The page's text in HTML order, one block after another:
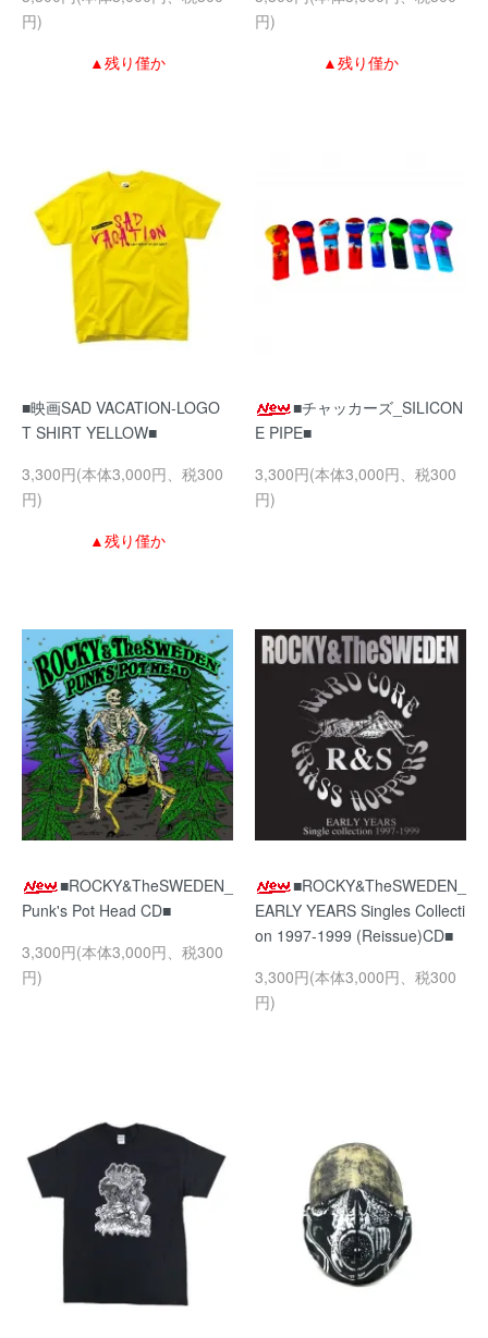
円)
▲残り僅か
円)
▲残り僅か
■映画SAD VACATION-LOGO
T SHIRT YELLOW■
3,300円(本体3,000円、税300
円)
▲残り僅か
■チャッカーズ_SILICON
E PIPE■
3,300円(本体3,000円、税300
円)
■ROCKY&TheSWEDEN_
Punk's Pot Head CD■
3,300円(本体3,000円、税300
円)
■ROCKY&TheSWEDEN_
EARLY YEARS Singles Collecti
on 1997-1999 (Reissue)CD■
3,300円(本体3,000円、税300
円)